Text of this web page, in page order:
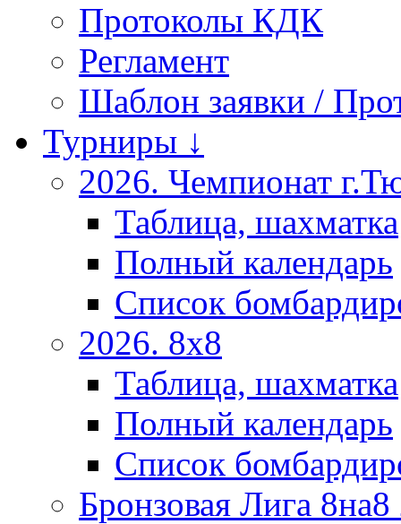
Протоколы КДК
Регламент
Шаблон заявки /
Турниры ↓
2026. Чемпионат
Таблица, шахматка
Полный календарь
Список
2026. 8х8
Таблица, шахматка
Полный календарь
Список
Бронзовая Лига